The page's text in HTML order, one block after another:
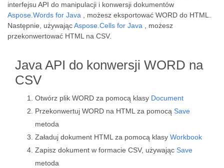
interfejsu API do manipulacji i konwersji dokumentów
Aspose.Words for Java , możesz eksportować WORD do HTML.
Następnie, używającAspose.Cells for Java , możesz
przekonwertować HTML na CSV.
Java API do konwersji WORD na
CSV
Otwórz plik WORD za pomocą klasy Document
Przekonwertuj WORD na HTML za pomocą Save
metoda
Załaduj dokument HTML za pomocą klasy Workbook
Zapisz dokument w formacie CSV, używając Save
metoda